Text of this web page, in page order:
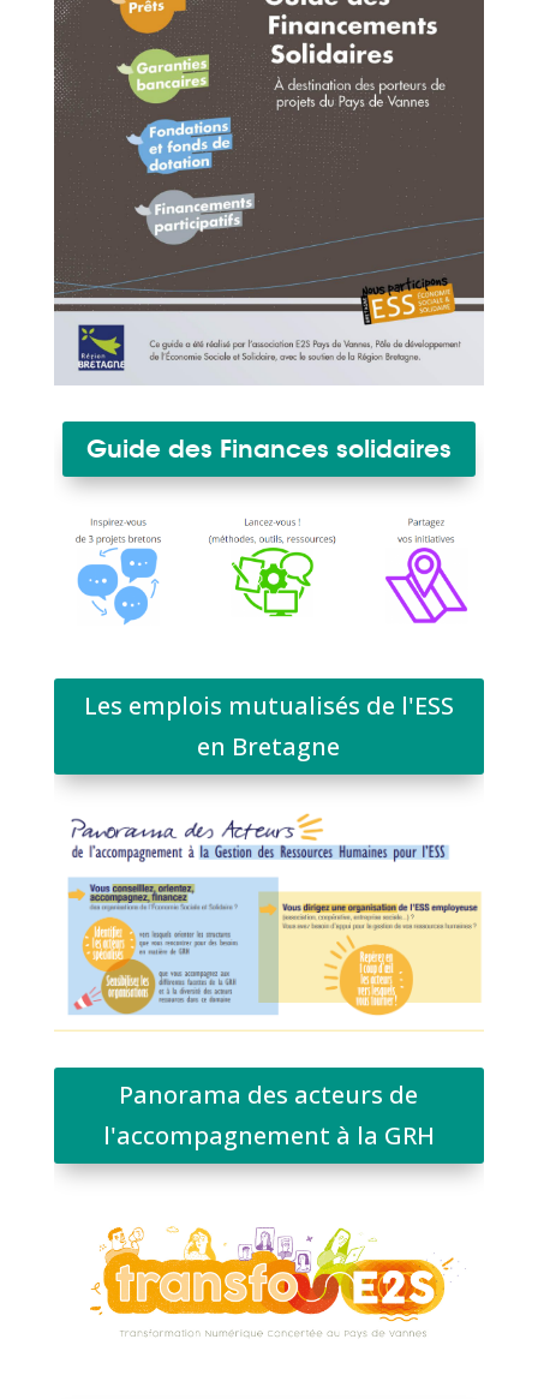
Guide des Finances solidaires
Les emplois mutualisés de l'ESS
en Bretagne
Panorama des acteurs de
l'accompagnement à la GRH